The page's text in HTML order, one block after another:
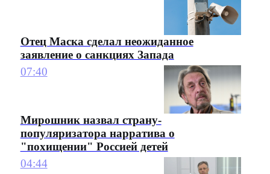
Отец Маска сделал неожиданное
заявление о санкциях Запада
07:40
Мирошник назвал страну-
популяризатора нарратива о
"похищении" Россией детей
04:44